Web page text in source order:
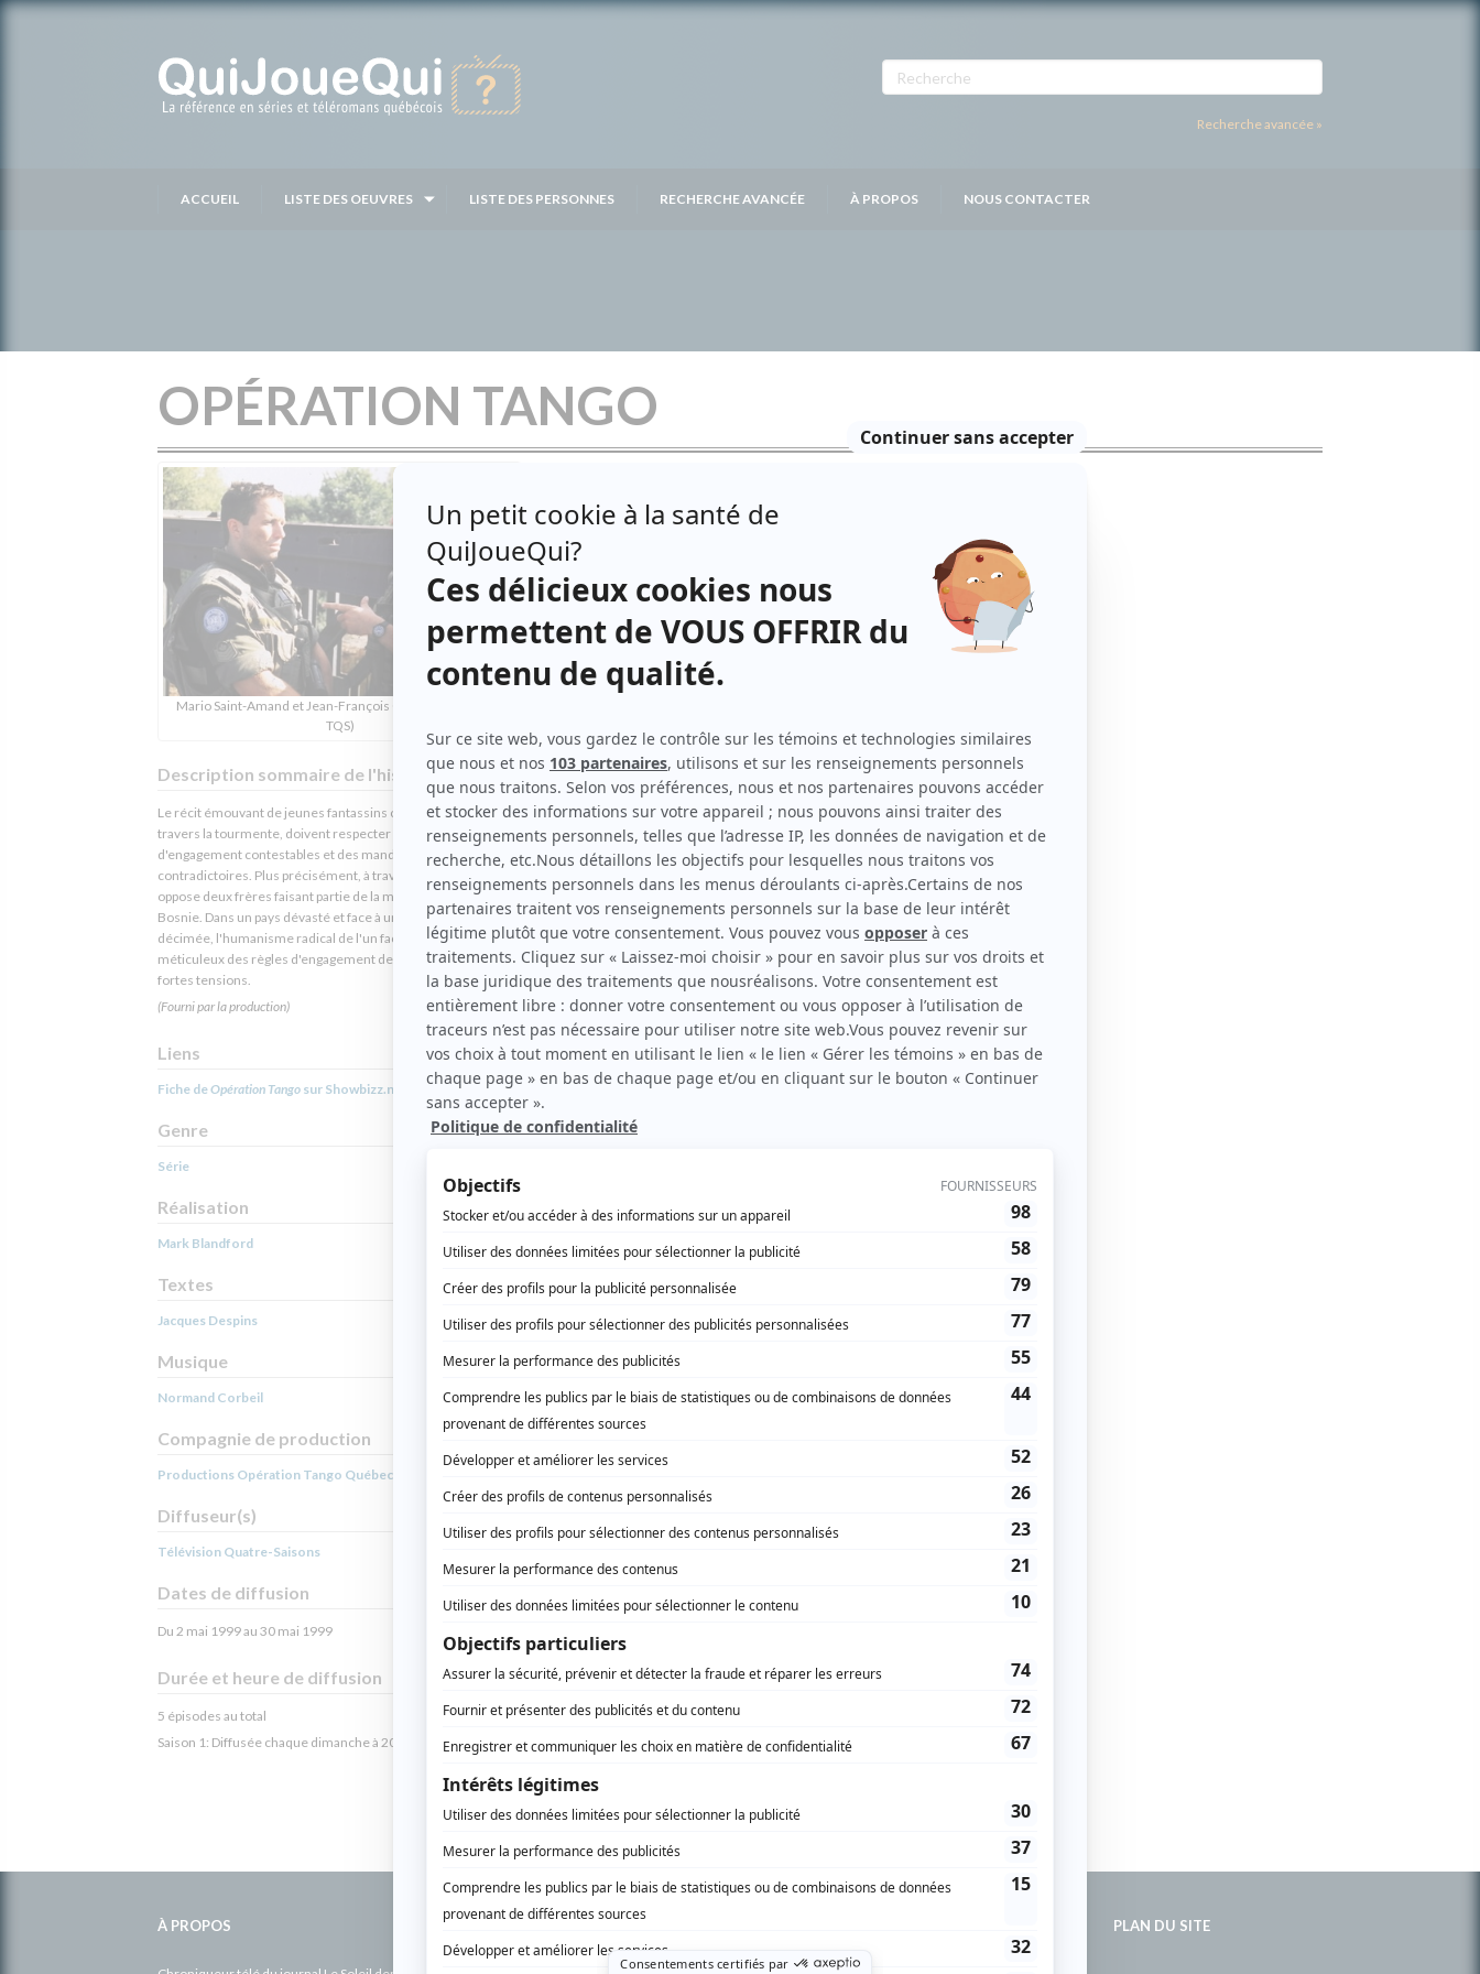
Recherche avancée »
ACCUEIL LISTE DES OEUVRES LISTE DES PERSONNES RECHERCHE AVANCÉE À PROPOS NOUS CONTACTER
OPÉRATION TANGO
Mario Saint-Amand et Jean-François Casabonne (Photo:
TQS)
Description sommaire de l'histoire
Le récit émouvant de jeunes fantassins canadiens qui, à
travers la tourmente, doivent respecter des règles
d'engagement contestables et des mandats souvent
contradictoires. Plus précisément, à travers le conflit qui
oppose deux frères faisant partie de la même mission en
Bosnie. Dans un pays dévasté et face à une population
décimée, l'humanisme radical de l'un face au respect
méticuleux des règles d'engagement de l'autre suscitera de
fortes tensions.
(Fourni par la production)
Liens
Fiche deOpération Tango sur Showbizz.net
Genre
Série
Réalisation
Mark Blandford
Textes
Jacques Despins
Musique
Normand Corbeil
Compagnie de production
Productions Opération Tango Québec inc.
Diffuseur(s)
Télévision Quatre-Saisons
Dates de diffusion
Du 2 mai 1999 au 30 mai 1999
Durée et heure de diffusion
5 épisodes au total
Saison 1: Diffusée chaque dimanche à 20h00
(60 minutes)
Mario Saint-Amand( Sergent Robin Davila
David La Haye
Pierre Chagnon(Lieutenant-colonel Hugues
Desormeaux
Hugo St-Cyr
Soldat Alex Dalpé)
Dominic Darceuil
(Soldat Benoît Moussin
Suzanne Clément
(Lieutenant Nicou Langlois
Jean-François Casabonne( Major Patrice Davila)
Christian Bégin(Major Ahmad Adjani )
Patrice Godin (Capitaine-adjudant Stéphane Lavoie)
Iva Rudorlf (Fatima)
Carol Cassistat
Caporal Renaud Jolicoeur
Males Ilija(Capitaine Miladin Perovic)
Sébastien Hurtubise(Soldat Éric Fontaine )
Yan England(Assistant médical)
Anne-Catherine Lebeau(Infirmière)
France Arbour
Vieille femme bosniaque
Steve Banner (Mercenaire)
À PROPOS PLAN DU SITE